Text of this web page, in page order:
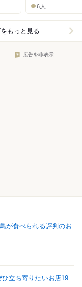
6人
もっと見る
広告を非表示
が食べられる評判のお
立ち寄りたいお店19